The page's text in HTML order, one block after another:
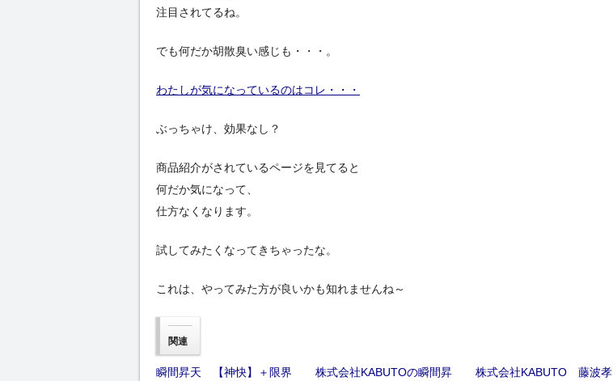
注目されてるね。
でも何だか胡散臭い感じも・・・。
わたしが気になっているのはコレ・・・
ぶっちゃけ、効果なし？
商品紹介がされているページを見てると
何だか気になって、
仕方なくなります。
試してみたくなってきちゃったな。
これは、やってみた方が良いかも知れませんね～
関連
瞬間昇天 【神快】＋限界
株式会社KABUTOの瞬間昇
株式会社KABUTO 藤波孝